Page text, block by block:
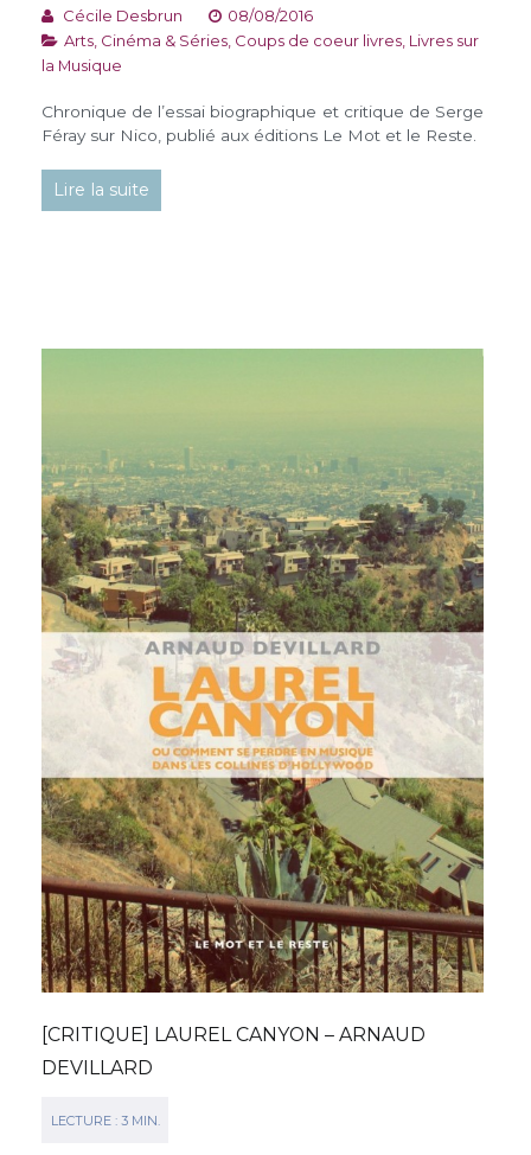
Cécile Desbrun
08/08/2016
Arts, Cinéma & Séries Coups de coeur livres Livres sur
la Musique
Chronique de l’essai biographique et critique de Serge
Féray sur Nico, publié aux éditions Le Mot et le Reste.
Lire la suite
[CRITIQUE] LAUREL CANYON – ARNAUD
DEVILLARD